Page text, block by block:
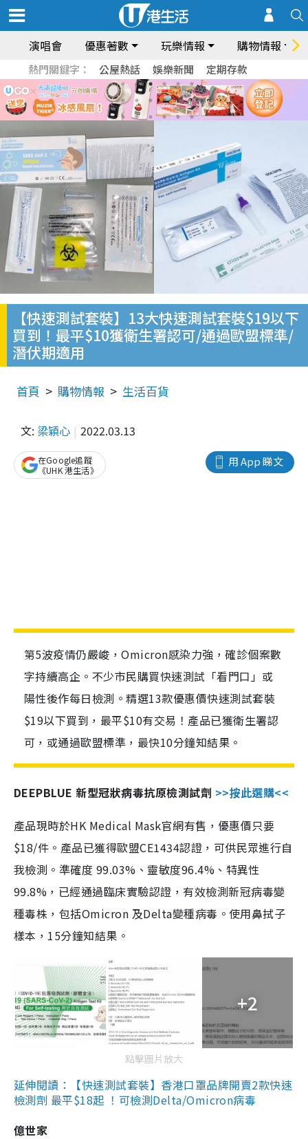
演唱會 優惠著數 玩樂情報 購物情報
熱門關鍵字： 公屋熱話 娛樂新聞 定期存款
【快速測試套裝】13大快速測試套裝$19以下
買到！最平$10獲衛生署認可/通過歐盟標準/
潛伏期適用
首頁 購物情報 生活百貨
文: 梁穎心 2022.03.13
用 App 睇文
在Google追蹤
《UHK 港生活》
第5波疫情仍嚴峻，Omicron感染力強，確診個案數
字持續高企。不少市民購買快速測試「看門口」或
陽性後作每日檢測。精選13款優惠價快速測試套裝
$19以下買到，最平$10有交易！產品已獲衛生署認
可，或通過歐盟標準，最快10分鐘知結果。
DEEPBLUE 新型冠狀病毒抗原檢測試劑 >>按此選購<<
產品現時於HK Medical Mask官網有售，優惠價只要
$18/件。產品已獲得歐盟CE1434認證，可供民眾進行自
我檢測。準確度 99.03%、靈敏度96.4%、特異性
99.8%，已經通過臨床實驗認證，有效檢測新冠病毒變
種毒株，包括Omicron 及Delta變種病毒。使用鼻拭子
樣本，15分鐘知結果。
+2
點擊圖片放大
延伸閱讀：【快速測試套裝】香港口罩品牌開賣2款快速
檢測劑 最平$18起 ！可檢測Delta/Omicron病毒
億世家